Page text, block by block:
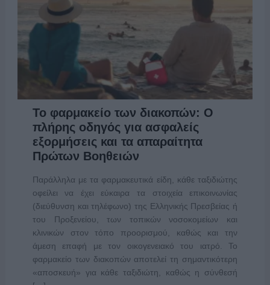
Το φαρμακείο των διακοπών: Ο
πλήρης οδηγός για ασφαλείς
εξορμήσεις και τα απαραίτητα
Πρώτων Βοηθειών
Παράλληλα με τα φαρμακευτικά είδη, κάθε ταξιδιώτης
οφείλει να έχει εύκαιρα τα στοιχεία επικοινωνίας
(διεύθυνση και τηλέφωνο) της Ελληνικής Πρεσβείας ή
του Προξενείου, των τοπικών νοσοκομείων και
κλινικών στον τόπο προορισμού, καθώς και την
άμεση επαφή με τον οικογενειακό του ιατρό. Το
φαρμακείο των διακοπών αποτελεί τη σημαντικότερη
«αποσκευή» για κάθε ταξιδιώτη, καθώς η σύνθεσή